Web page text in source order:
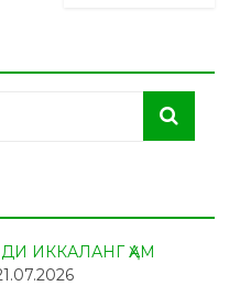
ИККАЛАНГ ҲАМ